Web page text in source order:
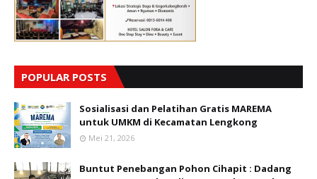
POPULAR POSTS
Sosialisasi dan Pelatihan Gratis MAREMA
untuk UMKM di Kecamatan Lengkong
Mei 21, 2026
Buntut Penebangan Pohon Cihapit : Dadang